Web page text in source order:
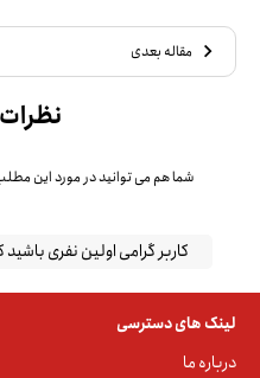
مقاله بعدی
شما هم می توانید در مورد این
کاربر گرامی اولین نفری
لینک های دسترسی
درباره ما